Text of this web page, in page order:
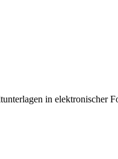
in elektronischer